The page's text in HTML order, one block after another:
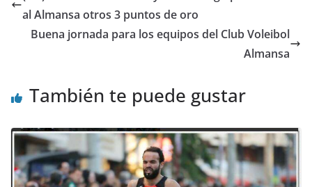
al Almansa otros 3 puntos de oro
Buena jornada para los equipos del Club Voleibol
Almansa
También te puede gustar